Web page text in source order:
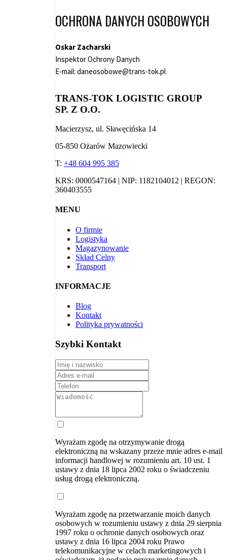
OCHRONA DANYCH OSOBOWYCH
Oskar Zacharski
Inspektor Ochrony Danych
E-mail: daneosobowe@trans-tok.pl
TRANS-TOK LOGISTIC GROUP
SP. Z O.O.
Macierzysz, ul. Sławęcińska 14
05-850 Ożarów Mazowiecki
T: +48 604 995 385
KRS: 0000547164 | NIP: 1182104012 | REGON:
360403555
MENU
O firmie
Logistyka
Magazynowanie
Skład Celny
Transport
INFORMACJE
Blog
Kontakt
Polityka prywatności
Szybki Kontakt
Wyrażam zgodę na otrzymywanie drogą
elektroniczną na wskazany przeze mnie adres e-mail
informacji handlowej w rozumieniu art. 10 ust. 1
ustawy z dnia 18 lipca 2002 roku o świadczeniu
usług drogą elektroniczną.
Wyrażam zgodę na przetwarzanie moich danych
osobowych w rozumieniu ustawy z dnia 29 sierpnia
1997 roku o ochronie danych osobowych oraz
ustawy z dnia 16 lipca 2004 roku Prawo
telekomunikacyjne w celach marketingowych i